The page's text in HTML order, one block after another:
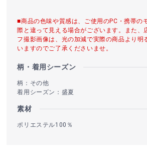
■商品の色味や質感は、ご使用のPC・携帯の
際と違って見える場合がございます。また、
フ撮影画像は、光の加減で実際の商品より明
いますのでご了承くださいませ。
柄・着用シーズン
柄：その他
着用シーズン：盛夏
素材
ポリエステル100％